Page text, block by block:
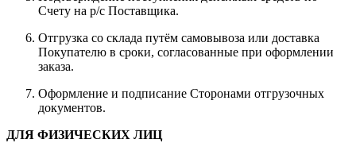
Счету на р/с Поставщика.
Отгрузка со склада путём самовывоза или доставка
Покупателю в сроки, согласованные при оформлении
заказа.
Оформление и подписание Сторонами отгрузочных
документов.
ДЛЯ ФИЗИЧЕСКИХ ЛИЦ